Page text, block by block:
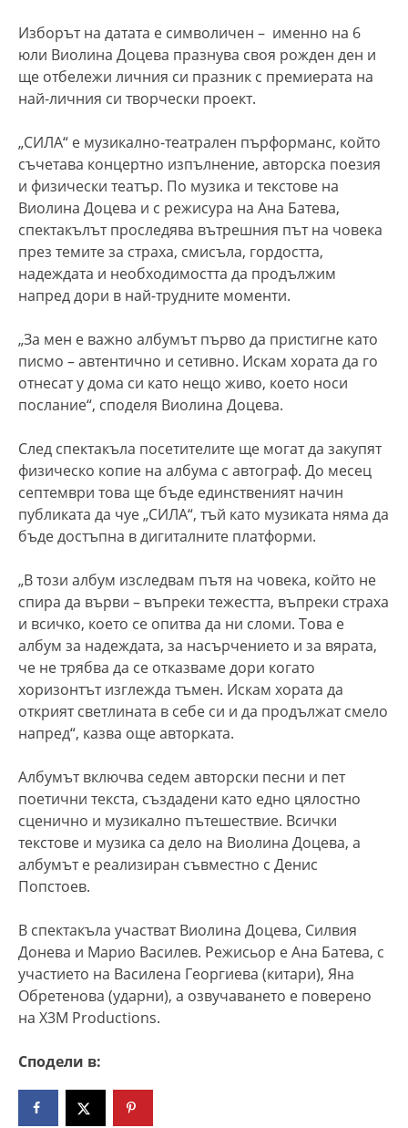
Изборът на датата е символичен – именно на 6
юли Виолина Доцева празнува своя рожден ден и
ще отбележи личния си празник с премиерата на
най-личния си творчески проект.
„СИЛА“ е музикално-театрален пърформанс, който
съчетава концертно изпълнение, авторска поезия
и физически театър. По музика и текстове на
Виолина Доцева и с режисура на Ана Батева,
спектакълът проследява вътрешния път на човека
през темите за страха, смисъла, гордостта,
надеждата и необходимостта да продължим
напред дори в най-трудните моменти.
„За мен е важно албумът първо да пристигне като
писмо – автентично и сетивно. Искам хората да го
отнесат у дома си като нещо живо, което носи
послание“, споделя Виолина Доцева.
След спектакъла посетителите ще могат да закупят
физическо копие на албума с автограф. До месец
септември това ще бъде единственият начин
публиката да чуе „СИЛА“, тъй като музиката няма да
бъде достъпна в дигиталните платформи.
„В този албум изследвам пътя на човека, който не
спира да върви – въпреки тежестта, въпреки страха
и всичко, което се опитва да ни сломи. Това е
албум за надеждата, за насърчението и за вярата,
че не трябва да се отказваме дори когато
хоризонтът изглежда тъмен. Искам хората да
открият светлината в себе си и да продължат смело
напред“, казва още авторката.
Албумът включва седем авторски песни и пет
поетични текста, създадени като едно цялостно
сценично и музикално пътешествие. Всички
текстове и музика са дело на Виолина Доцева, а
албумът е реализиран съвместно с Денис
Попстоев.
В спектакъла участват Виолина Доцева, Силвия
Донева и Марио Василев. Режисьор е Ана Батева, с
участието на Василена Георгиева (китари), Яна
Обретенова (ударни), а озвучаването е поверено
на Х3М Productions.
Сподели в: